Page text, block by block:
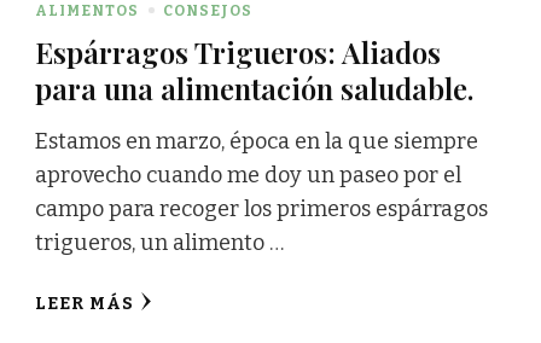
ALIMENTOS
CONSEJOS
Espárragos Trigueros: Aliados
para una alimentación saludable.
Estamos en marzo, época en la que siempre
aprovecho cuando me doy un paseo por el
campo para recoger los primeros espárragos
trigueros, un alimento …
LEER MÁS